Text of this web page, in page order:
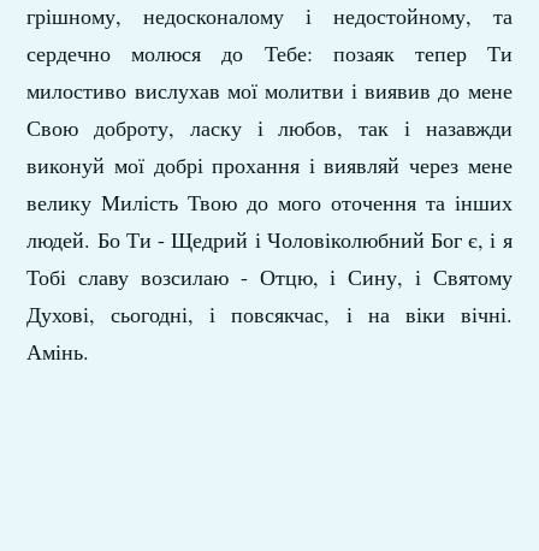
грішному, недосконалому і недостойному, та
сердечно молюся до Тебе: позаяк тепер Ти
милостиво вислухав мої молитви і виявив до мене
Свою доброту, ласку і любов, так і назавжди
виконуй мої добрі прохання і виявляй через мене
велику Милість Твою до мого оточення та інших
людей. Бо Ти - Щедрий і Чоловіколюбний Бог є, і я
Тобі славу возсилаю - Отцю, і Сину, і Святому
Духові, сьогодні, і повсякчас, і на віки вічні.
Амінь.